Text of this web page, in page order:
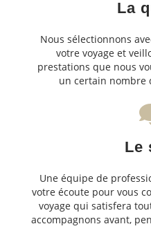
La
Nous sélectionnons
votre voyage et
prestations que nous
un certain nombre
Le
Une équipe de
votre écoute pour vous
voyage qui satisfera
accompagnons avant,